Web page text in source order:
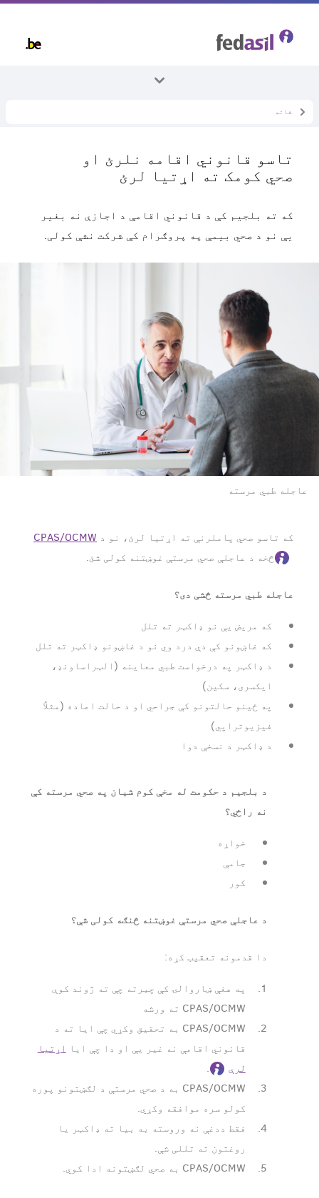
صحي مرسته
شاته
تاسو قانوني اقامه نلرئ او
صحي کومک ته اړتیا لرئ
که ته بلجیم کې د قانوني اقامې د اجازې نه بغیر
یې نو د صحي بیمې په پروګرام کې شرکت نشې کولی.
عاجله طبي مرسته
که تاسو صحي پاملرنې ته اړتیا لرئ، نو د CPAS/OCMW
څخه د عاجلې صحي مرستې غوښتنه کولی شئ.
عاجله طبي مرسته څشی دی؟
که مریض یې نو ډاکټر ته تلل
که غاښونو کې دې درد وي نو د غاښونو ډاکټر ته تلل
د ډاکټر په درخواست طبي معاینه (الټراساونډ،
ایکسری، سکین)
په ځینو حالتونو کې جراحي او د حالت اعاده (مثلاً
فیزیوتراپي)
د ډاکټر د نسخې دوا
د بلجیم د حکومت له مخې کوم شیان په صحي مرسته کې
نه راځي؟
خواړه
جامې
کور
د عاجلې صحي مرستې غوښتنه څنګه کولی شې؟
دا قدمونه تعقیب کړه:
په هغې ښاروالۍ کې چیرته چې ته ژوند کوې
CPAS/OCMW ته ورشه
CPAS/OCMW به تحقیق وکړي چې ایا ته د
قانوني اقامې نه غیر یې او دا چې ایا اړتیا
لرې
.
CPAS/OCMW به د صحي مرستې د لګښتونو پوره
کولو سره موافقه وکړي.
فقط ددغې نه وروسته به بیا ته ډاکټر یا
روغتون ته تللی شې.
CPAS/OCMW به صحي لګښتونه ادا کوي.